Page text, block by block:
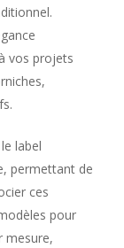
vos projets
label
permettant de
ces
pour
mesure,